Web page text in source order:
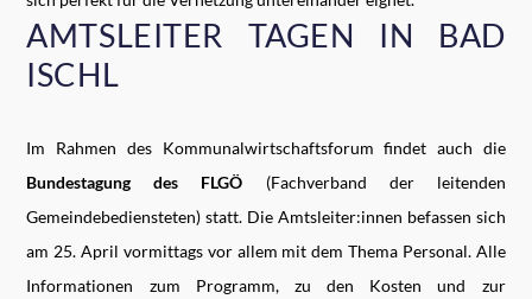
AMTSLEITER TAGEN IN BAD
ISCHL
Im Rahmen des Kommunalwirtschaftsforum findet auch die
Bundestagung des FLGÖ (Fachverband der leitenden
Gemeindebediensteten) statt. Die Amtsleiter:innen befassen sich
am 25. April vormittags vor allem mit dem Thema Personal. Alle
Informationen zum Programm, zu den Kosten und zur